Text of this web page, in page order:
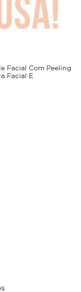
Facial Com Peeling
Facial E